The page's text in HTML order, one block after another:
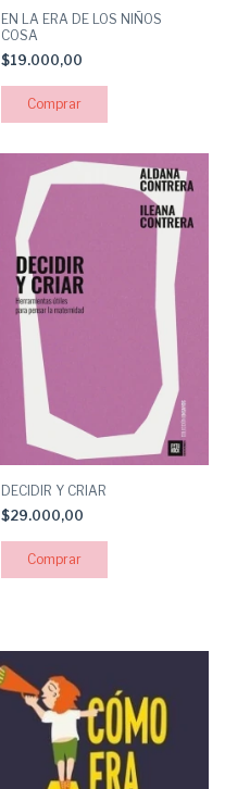
EN LA ERA DE LOS NIÑOS
COSA
$19.000,00
DECIDIR Y CRIAR
$29.000,00